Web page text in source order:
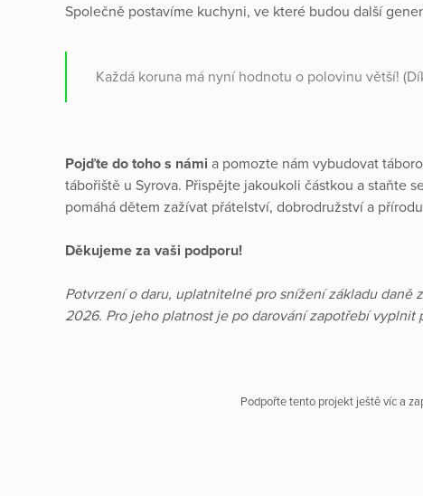
Společně postavíme kuchyni, ve které budou další
Každá koruna má nyní hodnotu o polovinu větší!
Pojďte do toho s námi a pomozte nám vybudovat
tábořiště u Syrova. Přispějte jakoukoli částkou a staňte
pomáhá dětem zažívat přátelství, dobrodružství a
Děkujeme za vaši podporu!
Potvrzení o daru, uplatnitelné pro snížení základu
2026. Pro jeho platnost je po darování zapotřebí vyplnit
Podpořte tento projekt ještě víc a